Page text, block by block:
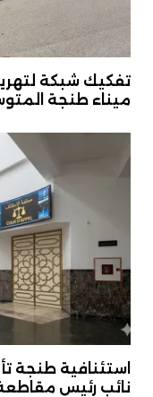
تفكيك شبكة
ميناء طنجة
استئنافية طنجة
نائب رئيس